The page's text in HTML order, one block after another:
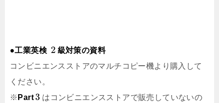
●工業英検 2 級対策の資料
コンビニエンスストアのマルチコピー機より購入して
ください。
※ Part 3 はコンビニエンスストアで販売していないの